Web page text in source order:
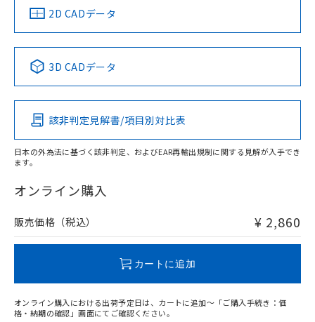
中国 RoHS 注意事項・凡例
Pb Hg Cd Cr(VI)
O
在庫等で未対応品が混在する可能性があります。
問い合わせください。
2D CADデータ
3D CADデータ
該非判定見解書/項目別対比表
日本の外為法に基づく該非判定、およびEAR再輸出規制に関する見解が入手でき
ます。
オンライン購入
販売価格（税込） ¥ 2,860
カートに追加
オンライン購入における出荷予定日は、カートに追加～「ご購入手続き：価
格・納期の確認」画面にてご確認ください。